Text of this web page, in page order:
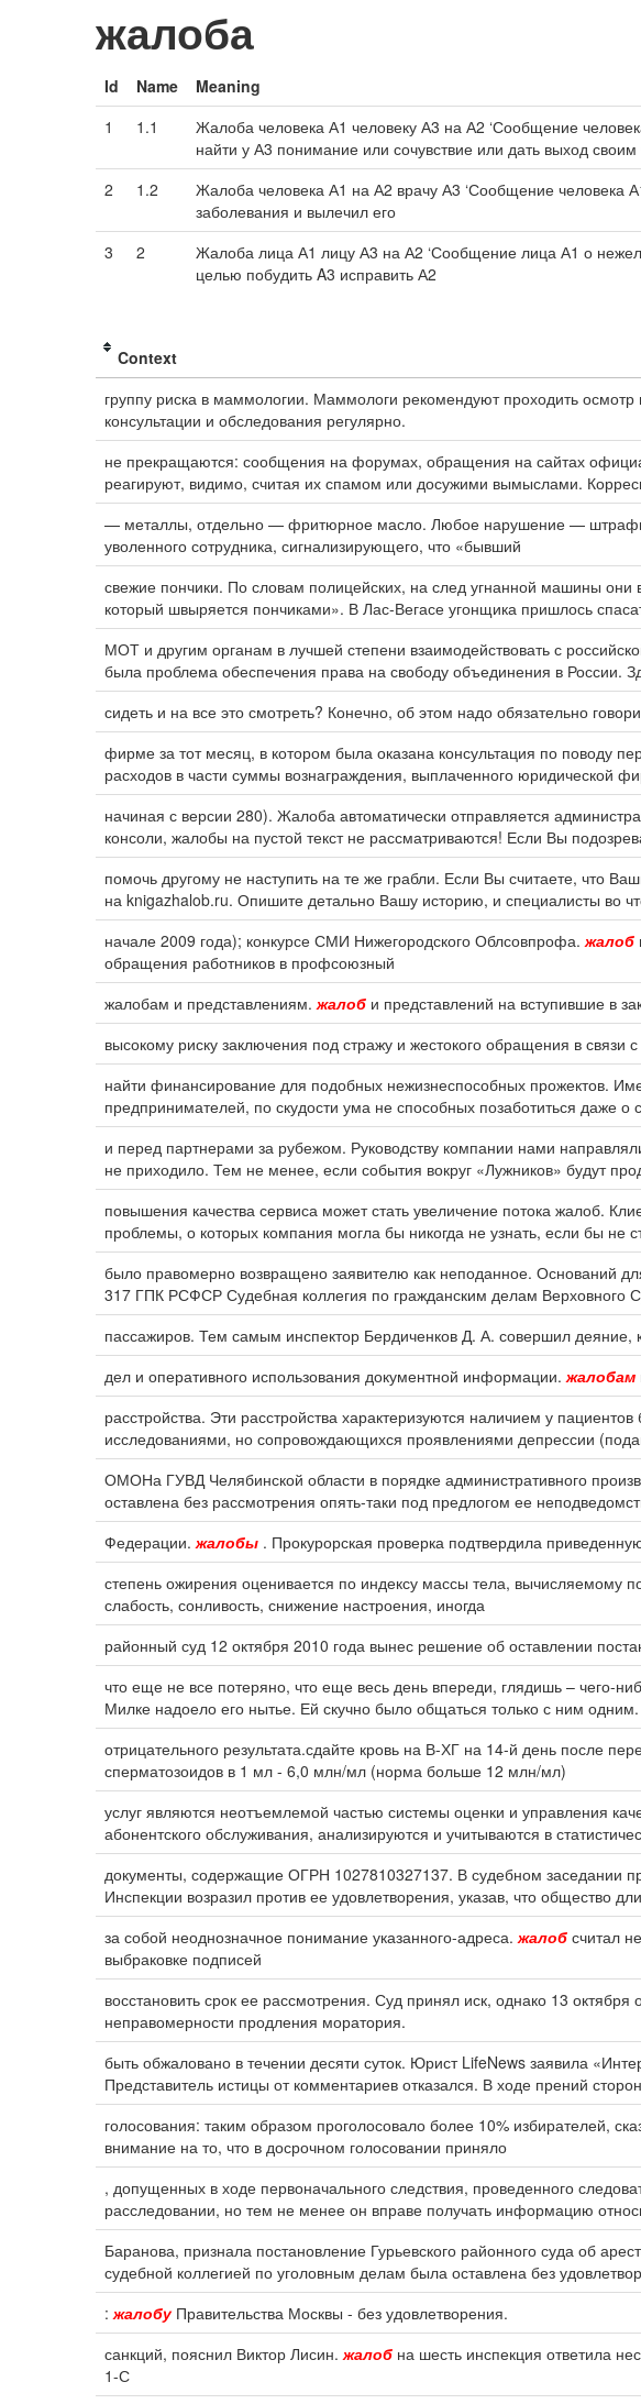
жалоба
Id Name Meaning
1
1.1
Жалоба человека А1 человеку А3 на А2 ‘Сообщение
найти у А3 понимание или сочувствие или дать выход своим
2 1.2
Жалоба человека А1 на А2 врачу А3 ‘Сообщение человека
заболевания и вылечил его
3 2
Жалоба лица А1 лицу А3 на А2 ‘Сообщение лица А1 о
целью побудить A3 исправить А2
Context
группу риска в маммологии. Маммологи рекомендуют проходить осмотр
консультации и обследования регулярно.
не прекращаются: сообщения на форумах, обращения на сайтах
реагируют, видимо, считая их спамом или досужими вымыслами.
— металлы, отдельно — фритюрное масло. Любое нарушение —
уволенного сотрудника, сигнализирующего, что «бывший
свежие пончики. По словам полицейских, на след угнанной машины
который швыряется пончиками». В Лас-Вегасе угонщика пришлось
МОТ и другим органам в лучшей степени взаимодействовать с
была проблема обеспечения права на свободу объединения в России.
сидеть и на все это смотреть? Конечно, об этом надо обязательно
фирме за тот месяц, в котором была оказана консультация по поводу
расходов в части суммы вознаграждения, выплаченного юридической
начиная с версии 280). Жалоба автоматически отправляется
консоли, жалобы на пустой текст не рассматриваются! Если Вы
помочь другому не наступить на те же грабли. Если Вы считаете, что
на knigazhalob.ru. Опишите детально Вашу историю, и специалисты во
начале 2009 года); конкурсе СМИ Нижегородского Облсовпрофа.жалоб
обращения работников в профсоюзный
жалобам и представлениям.жалоб и представлений на вступившие в
высокому риску заключения под стражу и жестокого обращения в связи
найти финансирование для подобных нежизнеспособных прожектов.
предпринимателей, по скудости ума не способных позаботиться даже о
и перед партнерами за рубежом. Руководству компании нами
не приходило. Тем не менее, если события вокруг «Лужников» будут
повышения качества сервиса может стать увеличение потока жалоб.
проблемы, о которых компания могла бы никогда не узнать, если бы не
было правомерно возвращено заявителю как неподанное. Оснований
317 ГПК РСФСР Судебная коллегия по гражданским делам Верховного
пассажиров. Тем самым инспектор Бердиченков Д. А. совершил деяние,
дел и оперативного использования документной информации.жалобам
расстройства. Эти расстройства характеризуются наличием у
исследованиями, но сопровождающихся проявлениями депрессии
ОМОНа ГУВД Челябинской области в порядке административного
оставлена без рассмотрения опять-таки под предлогом ее
Федерации.жалобы . Прокурорская проверка подтвердила
степень ожирения оценивается по индексу массы тела, вычисляемому
слабость, сонливость, снижение настроения, иногда
районный суд 12 октября 2010 года вынес решение об оставлении
что еще не все потеряно, что еще весь день впереди, глядишь – чего-
Милке надоело его нытье. Ей скучно было общаться только с ним
отрицательного результата.сдайте кровь на В-ХГ на 14-й день после
сперматозоидов в 1 мл - 6,0 млн/мл (норма больше 12 млн/мл)
услуг являются неотъемлемой частью системы оценки и управления
абонентского обслуживания, анализируются и учитываются в
документы, содержащие ОГРН 1027810327137. В судебном заседании
Инспекции возразил против ее удовлетворения, указав, что общество
за собой неоднозначное понимание указанного-адреса.жалоб считал
выбраковке подписей
восстановить срок ее рассмотрения. Суд принял иск, однако 13
неправомерности продления моратория.
быть обжаловано в течении десяти суток. Юрист LifeNews заявила
Представитель истицы от комментариев отказался. В ходе прений
голосования: таким образом проголосовало более 10% избирателей,
внимание на то, что в досрочном голосовании приняло
, допущенных в ходе первоначального следствия, проведенного
расследовании, но тем не менее он вправе получать информацию
Баранова, признала постановление Гурьевского районного суда об
судебной коллегией по уголовным делам была оставлена без
:жалобуПравительства Москвы - без удовлетворения.
санкций, пояснил Виктор Лисин.жалоб на шесть инспекция ответила
1-С